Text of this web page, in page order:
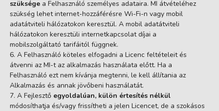
szüksége a Felhasználó személyes adataira. MI átvételéhez
szükség lehet internet-hozzáférésre Wi-Fi-n vagy mobil
adatátviteli hálózatokon keresztül. A mobil adatátviteli
hálózatokon keresztüli internetkapcsolat díjai a
mobilszolgáltató tarifáitól függnek.
A Felhasználó köteles elfogadni a Licenc feltételeit és
átvenni az MI-t az alkalmazás használata előtt. Ha a
Felhasználó ezt nem kívánja megtenni, le kell állítania az
Alkalmazás és annak jövőbeni használatát.
A Fejlesztő egyoldalúan, külön értesítés nélkül
módosíthatja és/vagy frissítheti a jelen Licencet, de a szokásos